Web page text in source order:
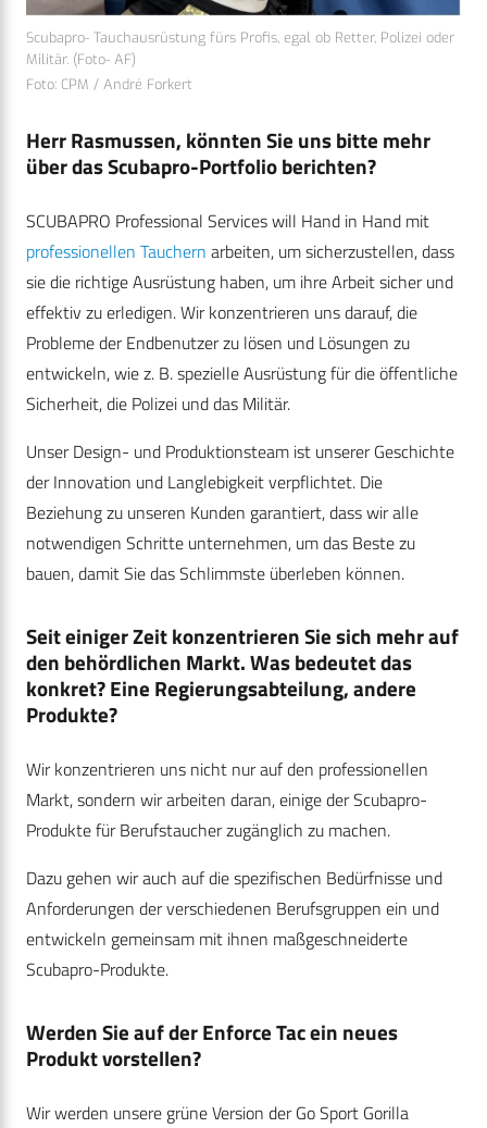
Scubapro- Tauchausrüstung fürs Profis, egal ob Retter, Polizei oder
Militär. (Foto- AF)
Foto: CPM / André Forkert
Herr Rasmussen, könnten Sie uns bitte mehr
über das Scubapro-Portfolio berichten?
SCUBAPRO Professional Services will Hand in Hand mit
professionellen Tauchern arbeiten, um sicherzustellen, dass
sie die richtige Ausrüstung haben, um ihre Arbeit sicher und
effektiv zu erledigen. Wir konzentrieren uns darauf, die
Probleme der Endbenutzer zu lösen und Lösungen zu
entwickeln, wie z. B. spezielle Ausrüstung für die öffentliche
Sicherheit, die Polizei und das Militär.
Unser Design- und Produktionsteam ist unserer Geschichte
der Innovation und Langlebigkeit verpflichtet. Die
Beziehung zu unseren Kunden garantiert, dass wir alle
notwendigen Schritte unternehmen, um das Beste zu
bauen, damit Sie das Schlimmste überleben können.
Seit einiger Zeit konzentrieren Sie sich mehr auf
den behördlichen Markt. Was bedeutet das
konkret? Eine Regierungsabteilung, andere
Produkte?
Wir konzentrieren uns nicht nur auf den professionellen
Markt, sondern wir arbeiten daran, einige der Scubapro-
Produkte für Berufstaucher zugänglich zu machen.
Dazu gehen wir auch auf die spezifischen Bedürfnisse und
Anforderungen der verschiedenen Berufsgruppen ein und
entwickeln gemeinsam mit ihnen maßgeschneiderte
Scubapro-Produkte.
Werden Sie auf der Enforce Tac ein neues
Produkt vorstellen?
Wir werden unsere grüne Version der Go Sport Gorilla